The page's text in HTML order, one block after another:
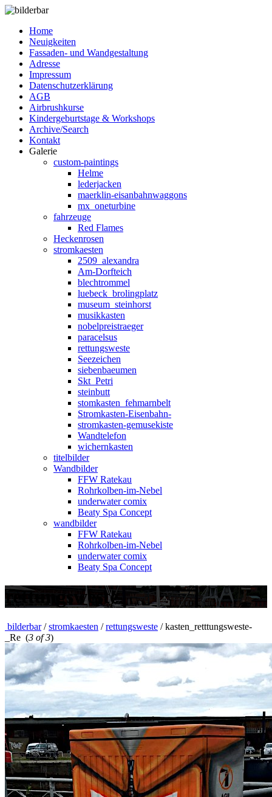
Home
Neuigkeiten
Fassaden- und Wandgestaltung
Adresse
Impressum
Datenschutzerklärung
AGB
Airbrushkurse
Kindergeburtstage & Workshops
Archive/Search
Kontakt
Galerie
custom-paintings
Helme
lederjacken
maerklin-eisanbahnwaggons
mx_oneturbine
fahrzeuge
Red Flames
Heckenrosen
stromkaesten
2509_alexandra
Am-Dorfteich
blechtrommel
luebeck_brolingplatz
museum_steinhorst
musikkasten
nobelpreistraeger
paracelsus
rettungsweste
Seezeichen
siebenbaeumen
Skt_Petri
steinbutt
stomkasten_fehmarnbelt
Stromkasten-Eisenbahn-
stromkasten-gemusekiste
Wandtelefon
wichernkasten
titelbilder
Wandbilder
FFW Ratekau
Rohrkolben-im-Nebel
underwater comix
Beaty Spa Concept
wandbilder
FFW Ratekau
Rohrkolben-im-Nebel
underwater comix
Beaty Spa Concept
rettungsweste
bilderbar/stromkaesten /rettungsweste /kasten_retttungsweste-
_Re (3 of 3)